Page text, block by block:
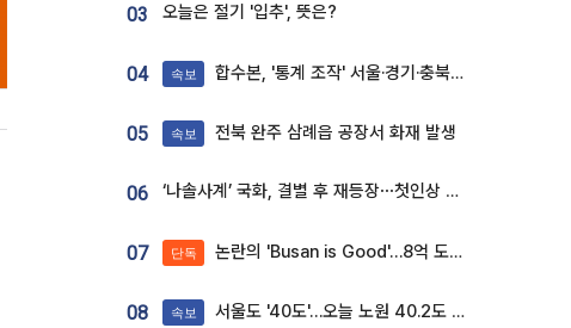
03 오늘은 절기 '입추', 뜻은?
04 속보 합수본, '통계 조작' 서울·경기·충북 선관위 등 추가 압수수색
05 속보 전북 완주 삼례읍 공장서 화재 발생
06 ‘나솔사계’ 국화, 결별 후 재등장⋯첫인상 투표 휩쓸고 ‘인기녀’ 등극
07 단독 논란의 'Busan is Good'…8억 도시브랜드, 용산 대통령실 CI 업체가 수행
08 속보 서울도 '40도'…오늘 노원 40.2도 기록